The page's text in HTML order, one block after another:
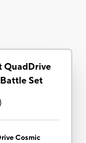
QuadDrive
Set
Cosmic